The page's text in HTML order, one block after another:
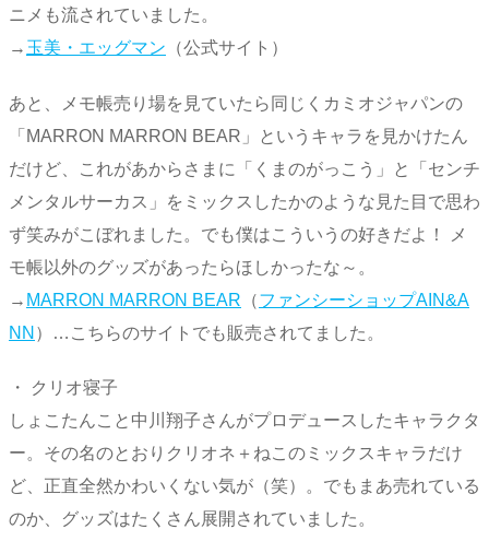
ニメも流されていました。
→ 玉美・エッグマン （公式サイト）
あと、メモ帳売り場を見ていたら同じくカミオジャパンの
「MARRON MARRON BEAR」というキャラを見かけたん
だけど、これがあからさまに「くまのがっこう」と「センチ
メンタルサーカス」をミックスしたかのような見た目で思わ
ず笑みがこぼれました。でも僕はこういうの好きだよ！ メ
モ帳以外のグッズがあったらほしかったな～。
→ MARRON MARRON BEAR （ファンシーショップAIN&A
NN ）…こちらのサイトでも販売されてました。
・ クリオ寝子
しょこたんこと中川翔子さんがプロデュースしたキャラクタ
ー。その名のとおりクリオネ＋ねこのミックスキャラだけ
ど、正直全然かわいくない気が（笑）。でもまあ売れている
のか、グッズはたくさん展開されていました。